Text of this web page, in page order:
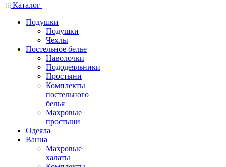
Каталог
Подушки
Подушки
Чехлы
Постельное белье
Наволочки
Пододеяльники
Простыни
Комплекты
постельного
белья
Махровые
простыни
Одеяла
Ванна
Махровые
халаты